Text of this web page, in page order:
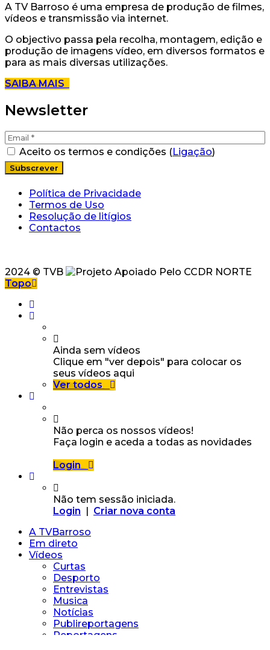
A TV Barroso é uma empresa de produção de filmes,
vídeos e transmissão via internet.
O objectivo passa pela recolha, montagem, edição e
produção de imagens vídeo, em diversos formatos e
para as mais diversas utilizações.
SAIBA MAIS
Newsletter
Aceito os termos e condições (Ligação)
Política de Privacidade
Termos de Uso
Resolução de litígios
Contactos
2024 © TVB
Topo
Ainda sem vídeos
Clique em "ver depois" para colocar os
seus vídeos aqui
Ver todos
Não perca os nossos vídeos!
Faça login e aceda a todas as novidades
Login
Não tem sessão iniciada.
Login | Criar nova conta
A TVBarroso
Em direto
Vídeos
Curtas
Desporto
Entrevistas
Musica
Notícias
Publireportagens
Reportagens